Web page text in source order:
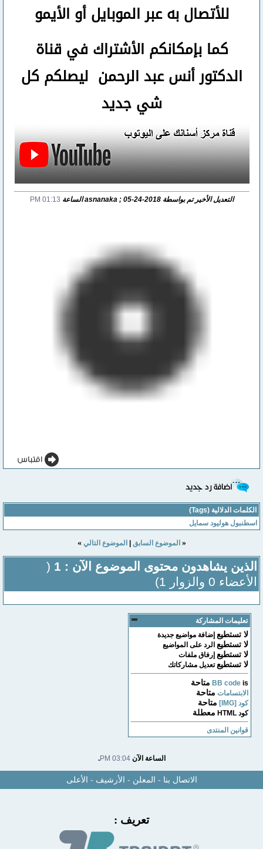
للأتصالبه عبر الموبايل أو الأيمو
كما بإمكانكم الأشتراك في قناة
الدكتور أنس عبد الرحمن ليصلكم كل
شي جديد
التعديل الأخير تم بواسطة asnanaka ; 05-24-2018 الساعة 01:13 PM
الكلمات الدلالية (Tags)
اسطنبول هوليود سمايل
« الموضوع السابق| الموضوع التالي »
الذين يشاهدون محتوى الموضوع الآن : 1
(
الأعضاء 0 والزوار 1)
تعليمات المشاركة
لا تستطيعإضافة مواضيع جديدة
لا تستطيعالرد على المواضيع
لا تستطيعإرفاق ملفات
لا تستطيعتعديل مشاركاتك
BB codeis متاحة
الابتسامات متاحة
كود [IMG] متاحة
كود HTML معطلة
قوانين المنتدى
الساعة الآن03:04 PM
.
الاتصال بنا-المعلن-الأرشيف-الأعلى
تعريف :